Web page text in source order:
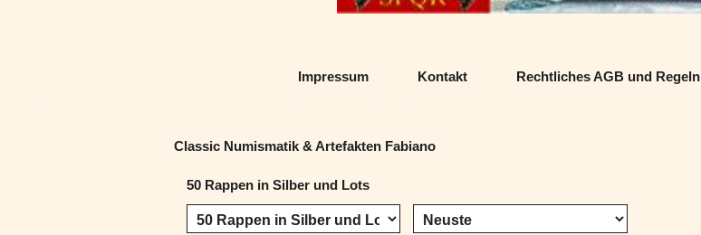
Impressum Kontakt Rechtliches AGB und Regeln
Classic Numismatik & Artefakten Fabiano
50 Rappen in Silber und Lots